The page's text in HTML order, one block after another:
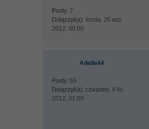
Posty: 7
Dołączył(a): środa, 26 wrz
2012, 00:00
Adelle44
Posty: 55
Dołączył(a): czwartek, 8 lis
2012, 01:00